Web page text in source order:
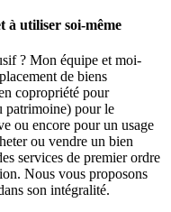
à utiliser soi-même
? Mon équipe et moi-
de biens
copropriété pour
patrimoine) pour le
ou encore pour un usage
ou vendre un bien
services de premier ordre
Nous vous proposons
son intégralité.